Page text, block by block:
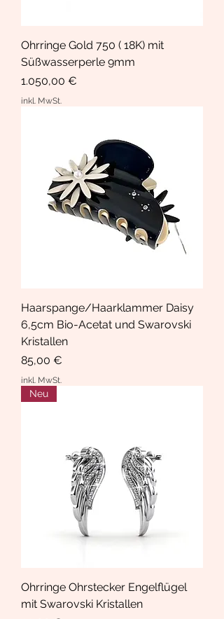
Ohrringe Gold 750 ( 18K) mit
Süßwasserperle 9mm
Preis
1.050,00 €
inkl. MwSt.
Haarspange/Haarklammer Daisy
6,5cm Bio-Acetat und Swarovski
Kristallen
Preis
85,00 €
inkl. MwSt.
Neu
Ohrringe Ohrstecker Engelflügel
mit Swarovski Kristallen